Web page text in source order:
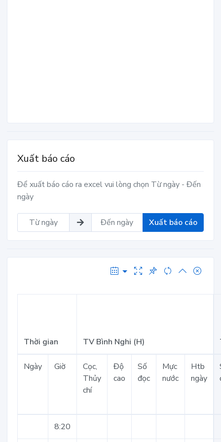
Xuất báo cáo
Để xuất báo cáo ra excel vui lòng chọn Từ ngày - Đến
ngày
Xuất báo cáo
Thời gian TV Bình Nghi (H)
Ngày Giờ
Cọc,
Thủy
chí
Độ
cao
Số
đọc
Mực
nước
Htb
ngày
8:20